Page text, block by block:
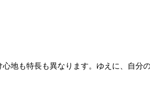
地も特長も異なります。ゆえに、自分